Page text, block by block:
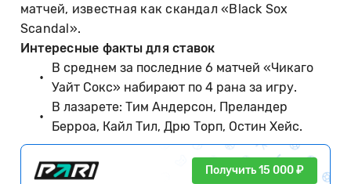
матчей, известная как скандал «Black Sox
Scandal».
Интересные факты для ставок
В среднем за последние 6 матчей «Чикаго
Уайт Сокс» набирают по 4 рана за игру.
В лазарете: Тим Андерсон, Преландер
Берроа, Кайл Тил, Дрю Торп, Остин Хейс.
Получить 15 000 ₽